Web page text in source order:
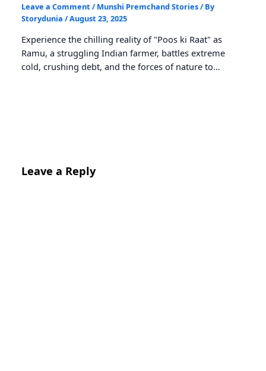
Leave a Comment / Munshi Premchand Stories/ By
Storydunia /August 23, 2025
Experience the chilling reality of "Poos ki Raat" as
Ramu, a struggling Indian farmer, battles extreme
cold, crushing debt, and the forces of nature to…
Leave a Reply